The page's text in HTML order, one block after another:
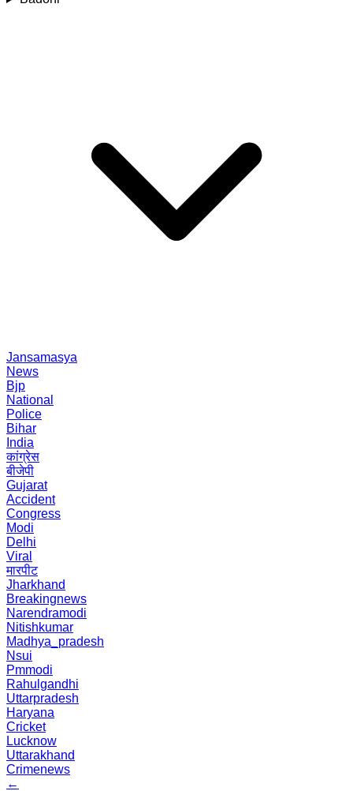
Jansamasya
News
Bjp
National
Police
Bihar
India
कांग्रेस
बीजेपी
Gujarat
Accident
Congress
Modi
Delhi
Viral
मारपीट
Jharkhand
Breakingnews
Narendramodi
Nitishkumar
Madhya_pradesh
Nsui
Pmmodi
Rahulgandhi
Uttarpradesh
Haryana
Cricket
Lucknow
Uttarakhand
Crimenews
←